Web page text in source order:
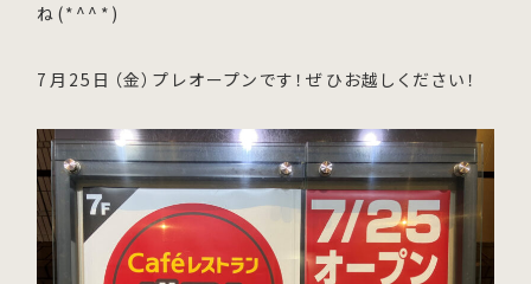
ね(*^^*)
7月25日（金）プレオープンです！ぜひお越しください！